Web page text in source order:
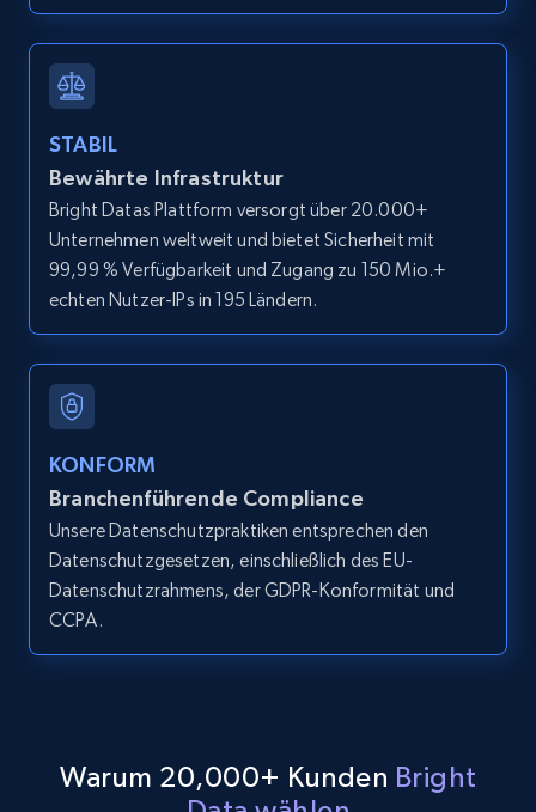
Zpid, City, State, HomeStatus, Address,
IsListingClaimedByCurrentSignedInUser,
and more.
12K+ 1.3K+ Gratis testen
URL, ID, User id, Use url, Title, Headline, Post
text, Date posted, and more.
11.3K+
LinkedIn posts - Discover user's articles by
URL
STABIL
Bewährte Infrastruktur
Bright Datas Plattform versorgt über 20.000+
Unternehmen weltweit und bietet Sicherheit mit
99,99 % Verfügbarkeit und Zugang zu 150 Mio.+
echten Nutzer-IPs in 195 Ländern.
KONFORM
Branchenführende Compliance
Unsere Datenschutzpraktiken entsprechen den
Datenschutzgesetzen, einschließlich des EU-
Datenschutzrahmens, der GDPR-Konformität und
CCPA.
Warum 20,000+ Kunden Bright